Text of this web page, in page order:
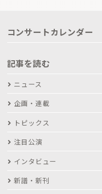
コンサートカレンダー
記事を読む
ニュース
企画・連載
トピックス
注目公演
インタビュー
新譜・新刊